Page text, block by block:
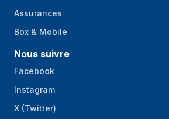
Assurances
Box & Mobile
Nous suivre
Facebook
Instagram
X (Twitter)